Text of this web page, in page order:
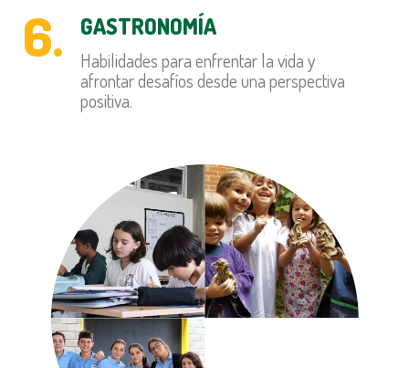
6. GASTRONOMÍA
Habilidades para enfrentar la vida y
afrontar desafíos desde una perspectiva
positiva.